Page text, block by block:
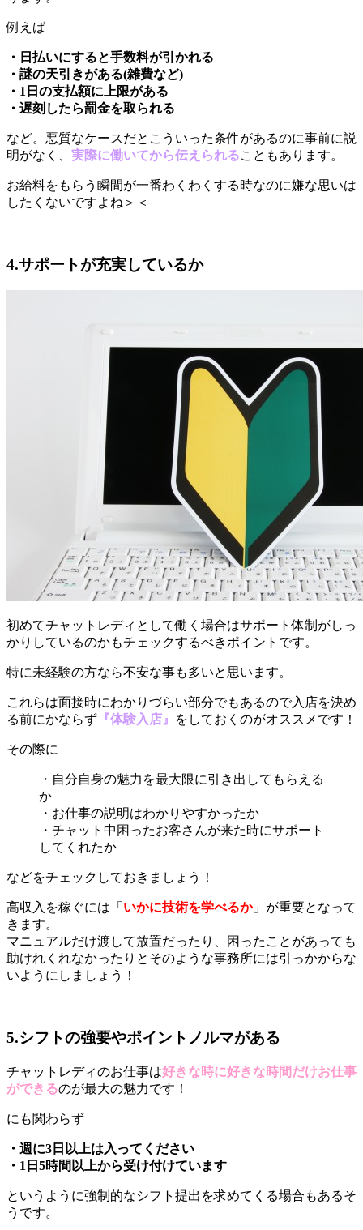
例えば
・日払いにすると手数料が引かれる
・謎の天引きがある(雑費など)
・1日の支払額に上限がある
・遅刻したら罰金を取られる
など。悪質なケースだとこういった条件があるのに事前に説
明がなく、 実際に働いてから伝えられることもあります。
お給料をもらう瞬間が一番わくわくする時なのに嫌な思いは
したくないですよね＞＜
4.サポートが充実しているか
初めてチャットレディとして働く場合はサポート体制がしっ
かりしているのかもチェックするべきポイントです。
特に未経験の方なら不安な事も多いと思います。
これらは面接時にわかりづらい部分でもあるので入店を決め
る前にかならず 『体験入店』 をしておくのがオススメです！
その際に
・自分自身の魅力を最大限に引き出してもらえる
か
・お仕事の説明はわかりやすかったか
・チャット中困ったお客さんが来た時にサポート
してくれたか
などをチェックしておきましょう！
高収入を稼ぐには「 いかに技術を学べるか」が重要となって
きます。
マニュアルだけ渡して放置だったり、困ったことがあっても
助けれくれなかったりとそのような事務所には引っかからな
いようにしましょう！
5.シフトの強要やポイントノルマがある
チャットレディのお仕事は好きな時に好きな時間だけお仕事
ができるのが最大の魅力です！
にも関わらず
・週に3日以上は入ってください
・1日5時間以上から受け付けています
というように強制的なシフト提出を求めてくる場合もあるそ
うです。